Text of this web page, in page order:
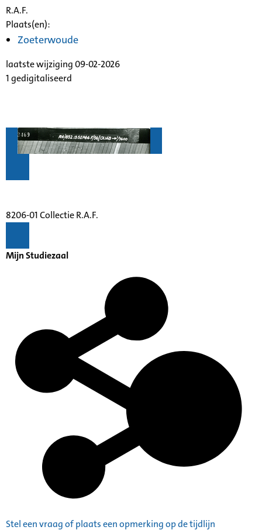
R.A.F.
Plaats(en):
Zoeterwoude
laatste wijziging 09-02-2026
1 gedigitaliseerd
8206-01 Collectie R.A.F.
Mijn Studiezaal
Stel een vraag of plaats een opmerking op de tijdlijn